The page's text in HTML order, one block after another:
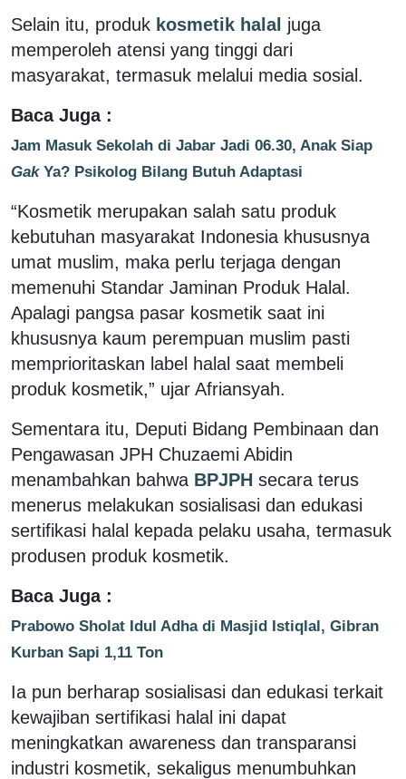
Selain itu, produk kosmetik halal juga
memperoleh atensi yang tinggi dari
masyarakat, termasuk melalui media sosial.
Baca Juga :
Jam Masuk Sekolah di Jabar Jadi 06.30, Anak Siap
GakYa? Psikolog Bilang Butuh Adaptasi
“Kosmetik merupakan salah satu produk
kebutuhan masyarakat Indonesia khususnya
umat muslim, maka perlu terjaga dengan
memenuhi Standar Jaminan Produk Halal.
Apalagi pangsa pasar kosmetik saat ini
khususnya kaum perempuan muslim pasti
memprioritaskan label halal saat membeli
produk kosmetik,” ujar Afriansyah.
Sementara itu, Deputi Bidang Pembinaan dan
Pengawasan JPH Chuzaemi Abidin
menambahkan bahwa BPJPH secara terus
menerus melakukan sosialisasi dan edukasi
sertifikasi halal kepada pelaku usaha, termasuk
produsen produk kosmetik.
Baca Juga :
Prabowo Sholat Idul Adha di Masjid Istiqlal, Gibran
Kurban Sapi 1,11 Ton
Ia pun berharap sosialisasi dan edukasi terkait
kewajiban sertifikasi halal ini dapat
meningkatkan awareness dan transparansi
industri kosmetik, sekaligus menumbuhkan